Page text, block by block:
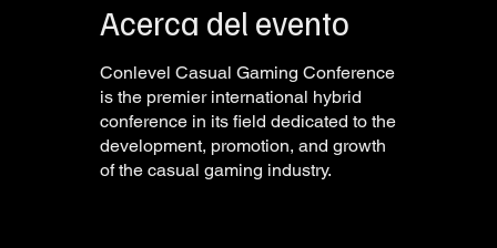
Acerca del evento
Conlevel Casual Gaming Conference
is the premier international hybrid
conference in its field dedicated to the
development, promotion, and growth
of the casual gaming industry.